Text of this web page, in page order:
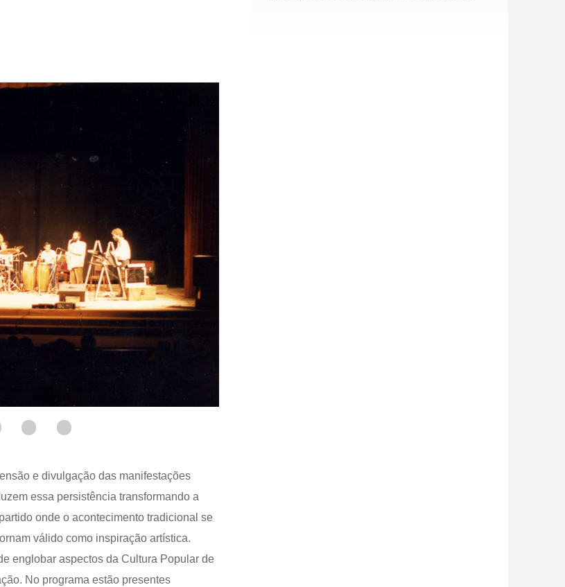
e divulgação das manifestações
essa persistência transformando a
onde o acontecimento tradicional se
válido como inspiração artística.
englobar aspectos da Cultura Popular de
No programa estão presentes